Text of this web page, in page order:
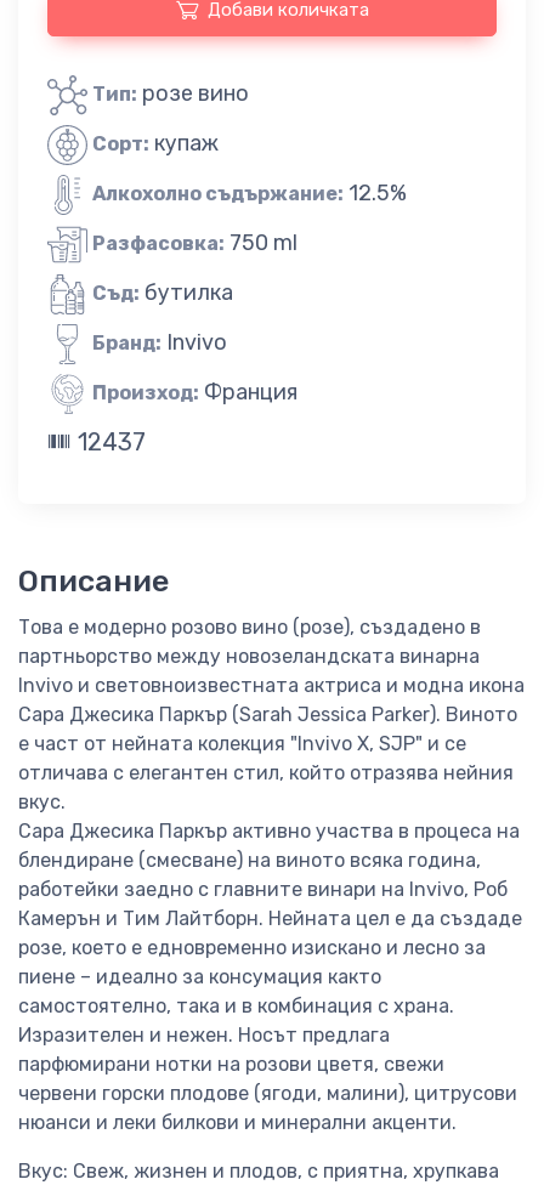
Добави количката
Тип: розе вино
Сорт: купаж
Алкохолно съдържание: 12.5%
Разфасовка: 750 ml
Съд: бутилка
Бранд: Invivo
Произход: Франция
12437
Описание
Това е модерно розово вино (розе), създадено в
партньорство между новозеландската винарна
Invivo и световноизвестната актриса и модна икона
Сара Джесика Паркър (Sarah Jessica Parker). Виното
е част от нейната колекция "Invivo X, SJP" и се
отличава с елегантен стил, който отразява нейния
вкус.
Сара Джесика Паркър активно участва в процеса на
блендиране (смесване) на виното всяка година,
работейки заедно с главните винари на Invivo, Роб
Камерън и Тим Лайтборн. Нейната цел е да създаде
розе, което е едновременно изискано и лесно за
пиене – идеално за консумация както
самостоятелно, така и в комбинация с храна.
Изразителен и нежен. Носът предлага
парфюмирани нотки на розови цветя, свежи
червени горски плодове (ягоди, малини), цитрусови
нюанси и леки билкови и минерални акценти.
Вкус: Свеж, жизнен и плодов, с приятна, хрупкава